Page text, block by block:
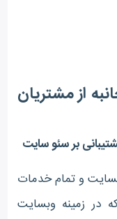
از مشتریان
و تمام خدمات
در زمینه وبسایت